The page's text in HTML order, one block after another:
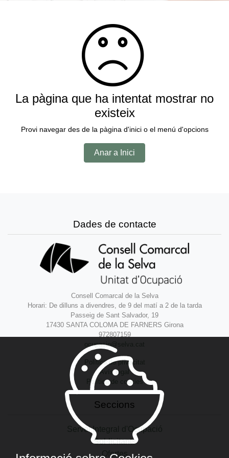
La pàgina que ha intentat mostrar no
existeix
Provi navegar des de la pàgina d'inici o el menú d'opcions
Anar a Inici
Dades de contacte
Consell Comarcal de la Selva
Horari: De dilluns a divendres, de 9 del matí a 2 de la tarda
Passeig de Sant Salvador, 19
17430 SANTA COLOMA DE FARNERS Girona
972807159
ocupacio@selva.cat
Política de privacitat
Avís legal
Política de cookies
Seccions
Servei Integral d'Ocupació
Sol·licitants
Ofertes